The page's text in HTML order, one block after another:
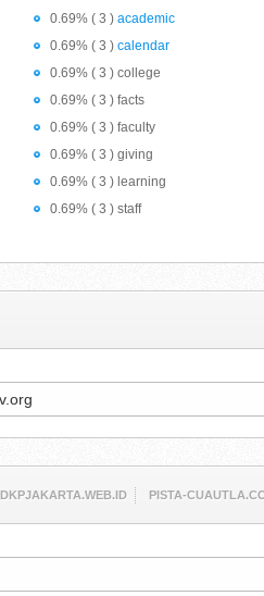
0.69% ( 3 ) academic
0.69% ( 3 ) calendar
0.69% ( 3 ) college
0.69% ( 3 ) facts
0.69% ( 3 ) faculty
0.69% ( 3 ) giving
0.69% ( 3 ) learning
0.69% ( 3 ) staff
DKPJAKARTA.WEB.ID PISTA-